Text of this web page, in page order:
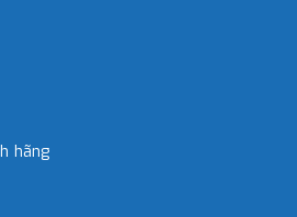
hãng